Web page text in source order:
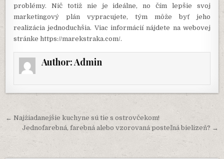
problémy. Nič totiž nie je ideálne, no čím lepšie svoj
marketingový plán vypracujete, tým môže byť jeho
realizácia jednoduchšia. Viac informácií nájdete na webovej
stránkehttps://marekstraka.com/.
Author:Admin
Navigácia
v
článku
← Najžiadanejšie kuchyne sú tie s ostrovčekom!
Jednofarebná, farebná alebo vzorovaná posteľná bielizeň? →